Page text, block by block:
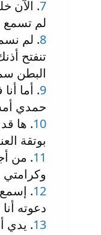
7. الآن
لم تسمع
8. لم
تنفتح
البطن
9. أما
حمدي
10. ها
بوتقة
11. من
وكرامتي
12
.
دعوته أنا
13. يدي